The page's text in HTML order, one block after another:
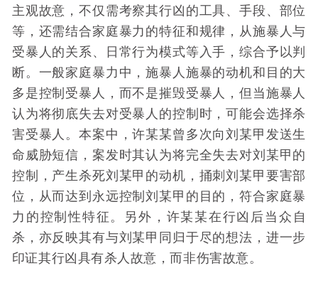
主观故意，不仅需考察其行凶的工具、手段、部位
等，还需结合家庭暴力的特征和规律，从施暴人与
受暴人的关系、日常行为模式等入手，综合予以判
断。一般家庭暴力中，施暴人施暴的动机和目的大
多是控制受暴人，而不是摧毁受暴人，但当施暴人
认为将彻底失去对受暴人的控制时，可能会选择杀
害受暴人。本案中，许某某曾多次向刘某甲发送生
命威胁短信，案发时其认为将完全失去对刘某甲的
控制，产生杀死刘某甲的动机，捅刺刘某甲要害部
位，从而达到永远控制刘某甲的目的，符合家庭暴
力的控制性特征。另外，许某某在行凶后当众自
杀，亦反映其有与刘某甲同归于尽的想法，进一步
印证其行凶具有杀人故意，而非伤害故意。